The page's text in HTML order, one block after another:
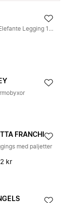
Zampa di Elefante Legging 15193010
FRANCHI
med paljetter
kr